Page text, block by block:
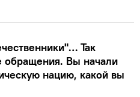
Так
обращения. Вы начали
нацию, какой вы